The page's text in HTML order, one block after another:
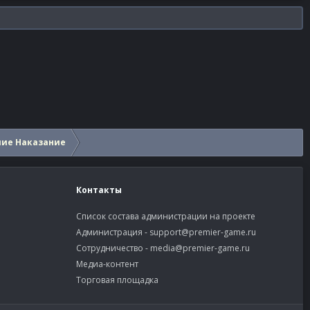
Наказание
Контакты
Список состава администрации на проекте
Администрация - support@premier-game.ru
Сотрудничество - media@premier-game.ru
Медиа-контент
Торговая площадка